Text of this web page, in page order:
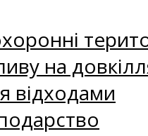
на
відходами